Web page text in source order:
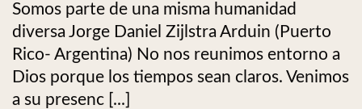
Somos parte de una misma humanidad
diversa Jorge Daniel Zijlstra Arduin (Puerto
Rico- Argentina) No nos reunimos entorno a
Dios porque los tiempos sean claros. Venimos
a su presenc [...]